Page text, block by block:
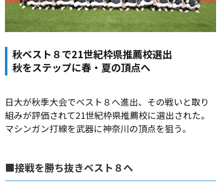
秋ベスト８で21世紀枠県推薦校選出
秋をステップに春・夏の頂点へ
日大が秋季大会でベスト８へ進出、その戦いと取り
組みが評価されて21世紀枠県推薦校に選出された。
マシンガン打線を武器に神奈川の頂点を狙う。
■接戦を勝ち抜きベスト８へ